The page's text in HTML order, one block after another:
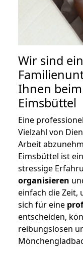
Wir sind ein
Ihnen
Eimsbüttel
Eine
Vielzahl von
Arbeit
Eimsbüttel ist
stressige
organisieren
einfach die Zeit,
sich für eine
entscheiden,
reibungslosen